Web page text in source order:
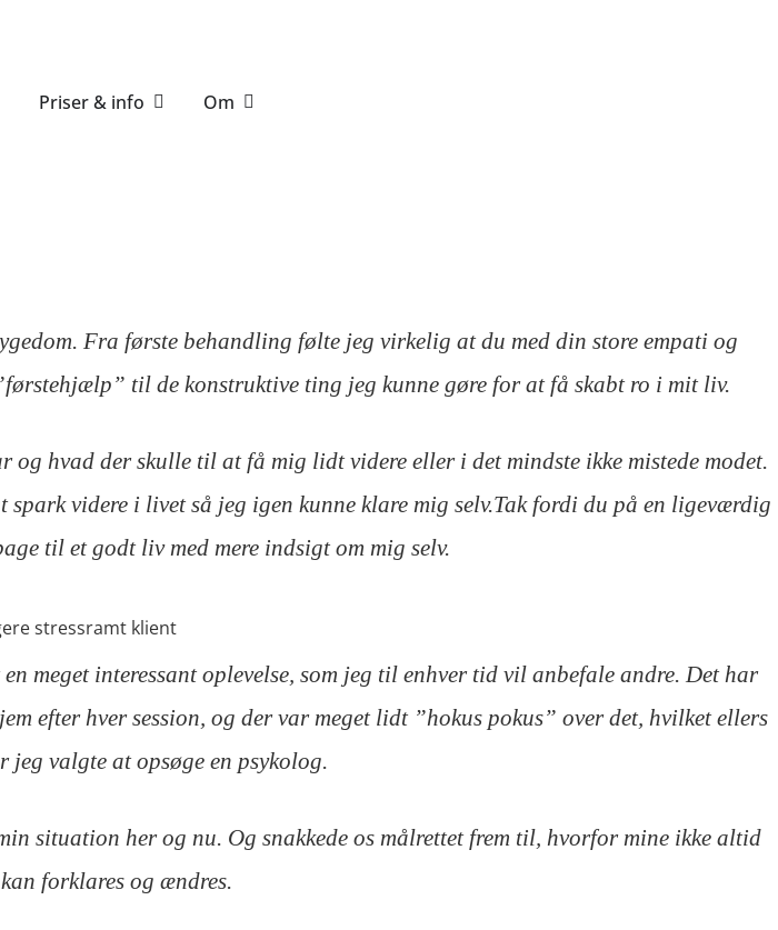
Priser & info Om
Fra første behandling følte jeg virkelig at du med din store empati og
til de konstruktive ting jeg kunne gøre for at få skabt ro i mit liv.
hvad der skulle til at få mig lidt videre eller i det mindste ikke mistede modet.
videre i livet så jeg igen kunne klare mig selv.Tak fordi du på en ligeværdig
til et godt liv med mere indsigt om mig selv.
stressramt klient
meget interessant oplevelse, som jeg til enhver tid vil anbefale andre. Det har
efter hver session, og der var meget lidt ”hokus pokus” over det, hvilket ellers
jeg valgte at opsøge en psykolog.
situation her og nu. Og snakkede os målrettet frem til, hvorfor mine ikke altid
forklares og ændres.